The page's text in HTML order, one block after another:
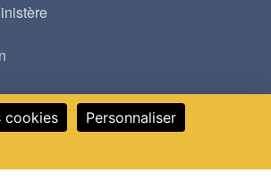
cookies
Personnaliser